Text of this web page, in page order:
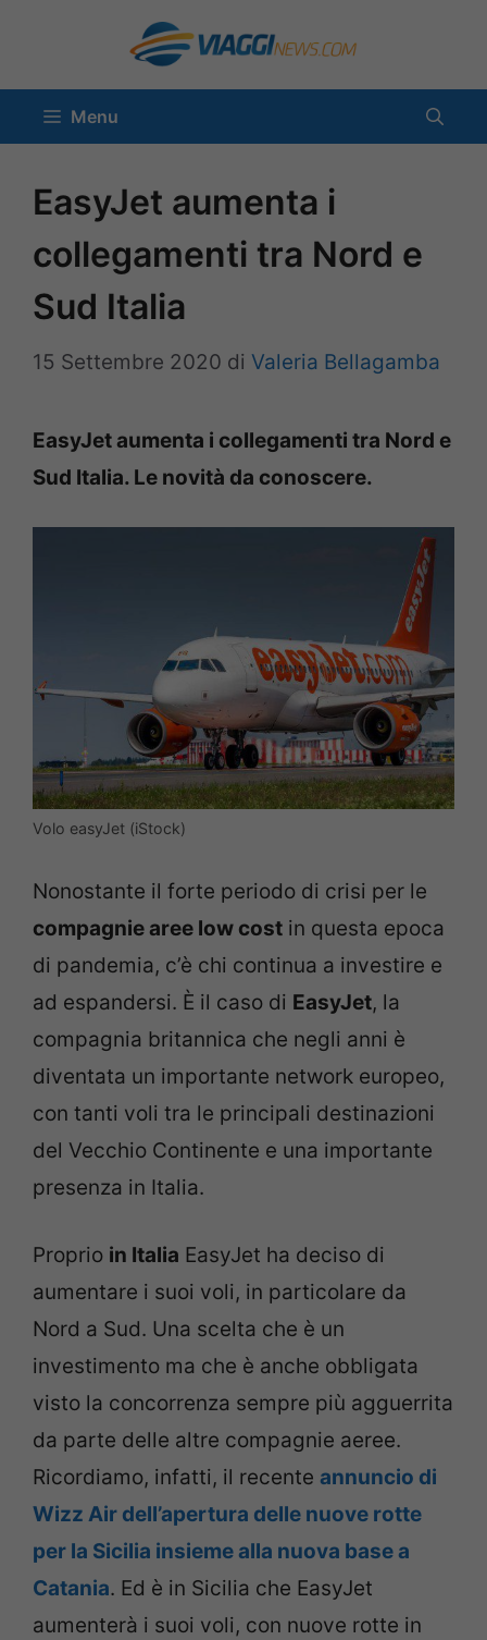
contenuto
Menu
EasyJet aumenta i
collegamenti tra Nord e
Sud Italia
15 Settembre 2020 di Valeria Bellagamba
EasyJet aumenta i collegamenti tra Nord e
Sud Italia. Le novità da conoscere.
Volo easyJet (iStock)
Nonostante il forte periodo di crisi per le
compagnie aree low cost in questa epoca
di pandemia, c’è chi continua a investire e
ad espandersi. È il caso di EasyJet, la
compagnia britannica che negli anni è
diventata un importante network europeo,
con tanti voli tra le principali destinazioni
del Vecchio Continente e una importante
presenza in Italia.
Proprio in Italia EasyJet ha deciso di
aumentare i suoi voli, in particolare da
Nord a Sud. Una scelta che è un
investimento ma che è anche obbligata
visto la concorrenza sempre più agguerrita
da parte delle altre compagnie aeree.
Ricordiamo, infatti, il recente annuncio di
Wizz Air dell’apertura delle nuove rotte
per la Sicilia insieme alla nuova base a
Catania. Ed è in Sicilia che EasyJet
aumenterà i suoi voli, con nuove rotte in